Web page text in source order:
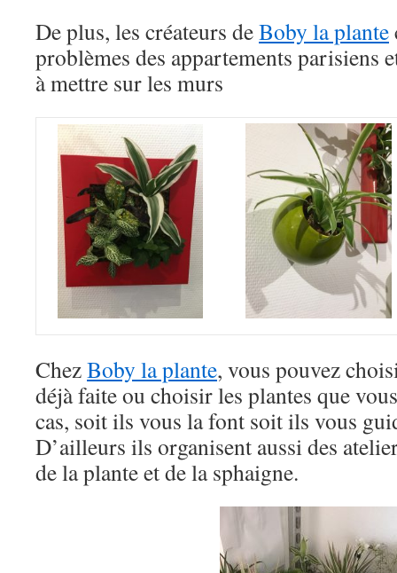
De plus, les créateurs deBoby la plante
problèmes des appartements parisiens
à mettre sur les murs
ChezBoby la plante, vous pouvez
déjà faite ou choisir les plantes que
cas, soit ils vous la font soit ils vous
D’ailleurs ils organisent aussi des
de la plante et de la sphaigne.